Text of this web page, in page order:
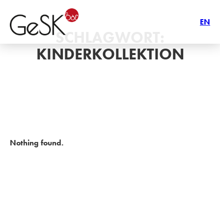
EN
SCHLAGWORT:
KINDERKOLLEKTION
Nothing found.